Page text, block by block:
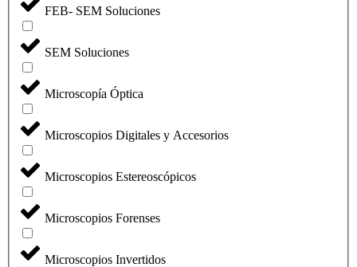
FEB- SEM Soluciones
SEM Soluciones
Microscopía Óptica
Microscopios Digitales y Accesorios
Microscopios Estereoscópicos
Microscopios Forenses
Microscopios Invertidos